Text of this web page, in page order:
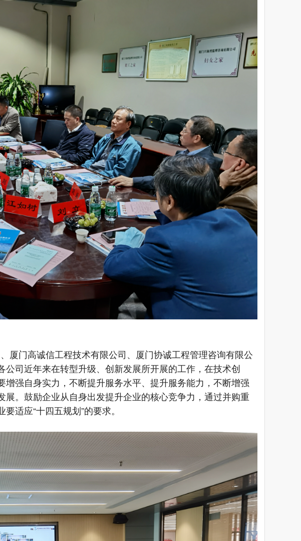
厦门高诚信工程技术有限公司、厦门协诚工程管理咨询有限公
司近年来在转型升级、创新发展所开展的工作，在技术创
强自身实力，不断提升服务水平、提升服务能力，不断增强
。鼓励企业从自身出发提升企业的核心竞争力，通过并购重
要适应“十四五规划”的要求。